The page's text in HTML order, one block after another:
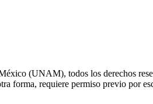
(UNAM), todos los derechos
forma, requiere permiso previo por